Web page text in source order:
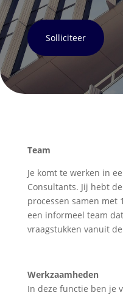
Solliciteer
Team
Je komt te werken in
Consultants. Jij hebt
processen samen met
een informeel team
vraagstukken vanuit
Werkzaamheden
In deze functie ben je